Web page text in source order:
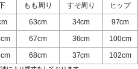
もも周り すそ周り
ヒップ
63cm 34cm
97cm
67cm 36cm
100cm
68cm 37cm 102cm